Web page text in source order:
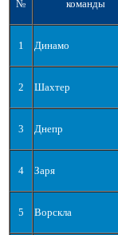
№ команды
1 Динамо
2 Шахтер
3 Днепр
4 Заря
5 Ворскла